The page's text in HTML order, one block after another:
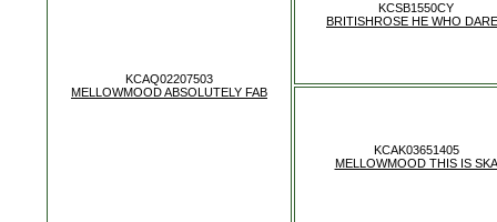
KCAQ02207503
MELLOWMOOD ABSOLUTELY FAB
KCSB1550CY
BRITISHROSE HE WHO
KCAK03651405
MELLOWMOOD THIS IS SKA